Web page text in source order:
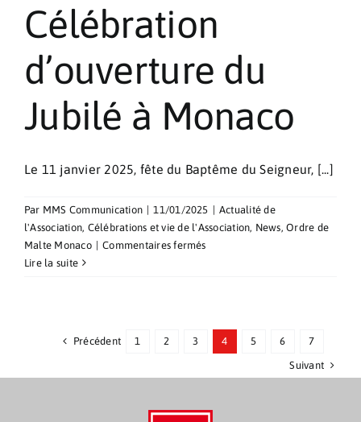
Célébration
d’ouverture du
Jubilé à Monaco
Le 11 janvier 2025, fête du Baptême du Seigneur, [...]
Par MMS Communication 11/01/2025
Actualité de
l'Association, Célébrations et vie de l'Association, News,Ordre de
Malte Monaco
Commentaires ferméssur
Lire la suite
Précédent 1 2 3 4 5 6
7
Suivant